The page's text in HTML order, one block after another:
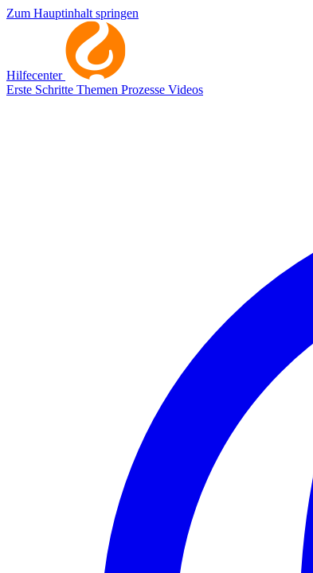
Zum Hauptinhalt springen
Hilfecenter
Erste Schritte Themen Prozesse Videos